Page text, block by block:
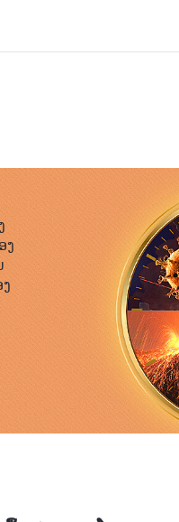
ຍຸກສຸດທ້າຍ)
ຈາກທີ່ຂ້ອຍເຂົ້າຮ່ວມກຸ່ມ
ພາຄົນອື່ນເພື່ອຝຶກຝົນກ
ຢູ່ທາງໜ້າສຳລັບການຖ່າ
ສະແດງອອກ ແລະ ການ
, ຄວາມຫວັງໃນການສ
ອມຮັບບັນດາຜູ້ທີ່ຢູ່ທາງໜ້
ຍາຍາມຫາເຫດຜົນ ແລະ
ກັບເສຍດາຍຄວາມພະຍ
ຂ້ອຍເຫັນວ່າ ຂ້ອຍບໍ່ໄດ້ກ
ພຣະອົງ. ກົງກັນຂ້າມ, ຂ້ອ
ລັງຕໍ່ສູ້ເພື່ອຊື່ສຽງ ແລະ ສ
ອງປະສານສຽງແມ່ນກາ
ຮັດໜ້າທີ່ຂອງຂ້ອຍໃຫ້ດີ
ດ້ວຍການເຮັດໜ້າທີ່ຂອງ
ງ